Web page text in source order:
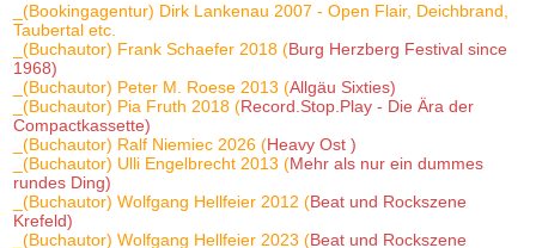
_(Bookingagentur) Dirk Lankenau 2007 - Open Flair, Deichbrand,
Taubertal etc.
_(Buchautor) Frank Schaefer 2018 (Burg Herzberg Festival since
1968)
_(Buchautor) Peter M. Roese 2013 (Allgäu Sixties)
_(Buchautor) Pia Fruth 2018 (Record.Stop.Play - Die Ära der
Compactkassette)
_(Buchautor) Ralf Niemiec 2026 (Heavy Ost )
_(Buchautor) Ulli Engelbrecht 2013 (Mehr als nur ein dummes
rundes Ding)
_(Buchautor) Wolfgang Hellfeier 2012 (Beat und Rockszene
Krefeld)
_(Buchautor) Wolfgang Hellfeier 2023 (Beat und Rockszene